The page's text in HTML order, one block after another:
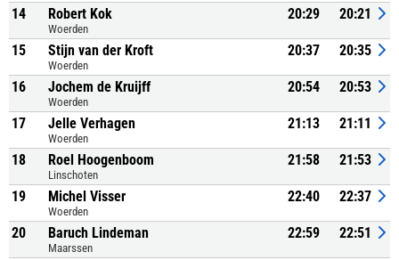
14 Robert Kok
Woerden
20:29 20:21
15 Stijn van der Kroft
Woerden
20:37 20:35
16 Jochem de Kruijff
Woerden
20:54 20:53
17 Jelle Verhagen
Woerden
21:13 21:11
18 Roel Hoogenboom
Linschoten
21:58 21:53
19 Michel Visser
Woerden
22:40 22:37
20 Baruch Lindeman
Maarssen
22:59 22:51